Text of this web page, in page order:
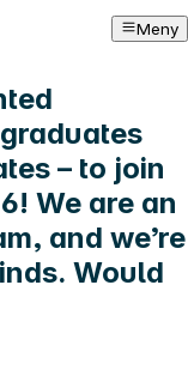
Meny
– to join
We are an
and we’re
Would